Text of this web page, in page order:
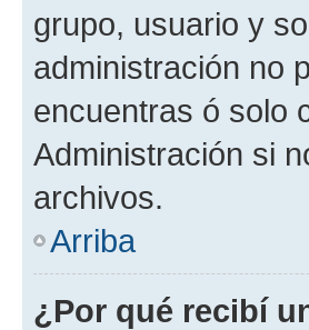
grupo, usuario y
administración no
encuentras ó solo
Administración si
archivos.
Arriba
¿Por qué recibí